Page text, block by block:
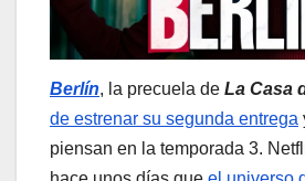
Berlín, la precuela de La Casa
de estrenar su segunda entrega
piensan en la temporada 3.